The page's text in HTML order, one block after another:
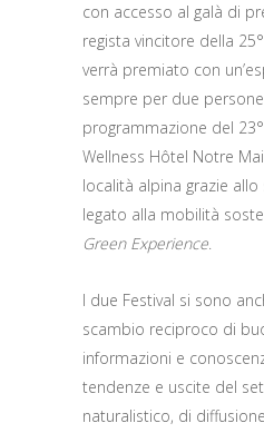
con accesso al galà di
regista vincitore della
verrà premiato con
sempre per due
programmazione del 23°
Wellness Hôtel Notre
località alpina grazie
legato alla mobilità
Green Experience.
I due Festival si sono
scambio reciproco di
informazioni e
tendenze e uscite del
naturalistico, di